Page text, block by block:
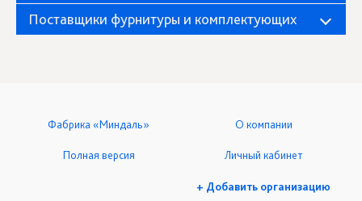
Поставщики фурнитуры и комплектующих
Фабрика «Миндаль» О компании
Полная версия Личный кабинет
+ Добавить организацию